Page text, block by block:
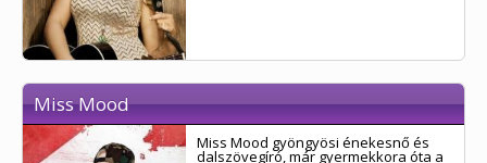
Miss Mood
Miss Mood gyöngyösi énekesnő és
dalszövegíró, már gyermekkora óta a